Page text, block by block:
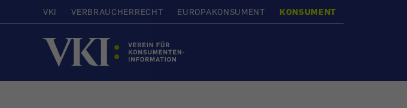
VKI VERBRAUCHERRECHT EUROPAKONSUMENT KONSUMENT
Startseite